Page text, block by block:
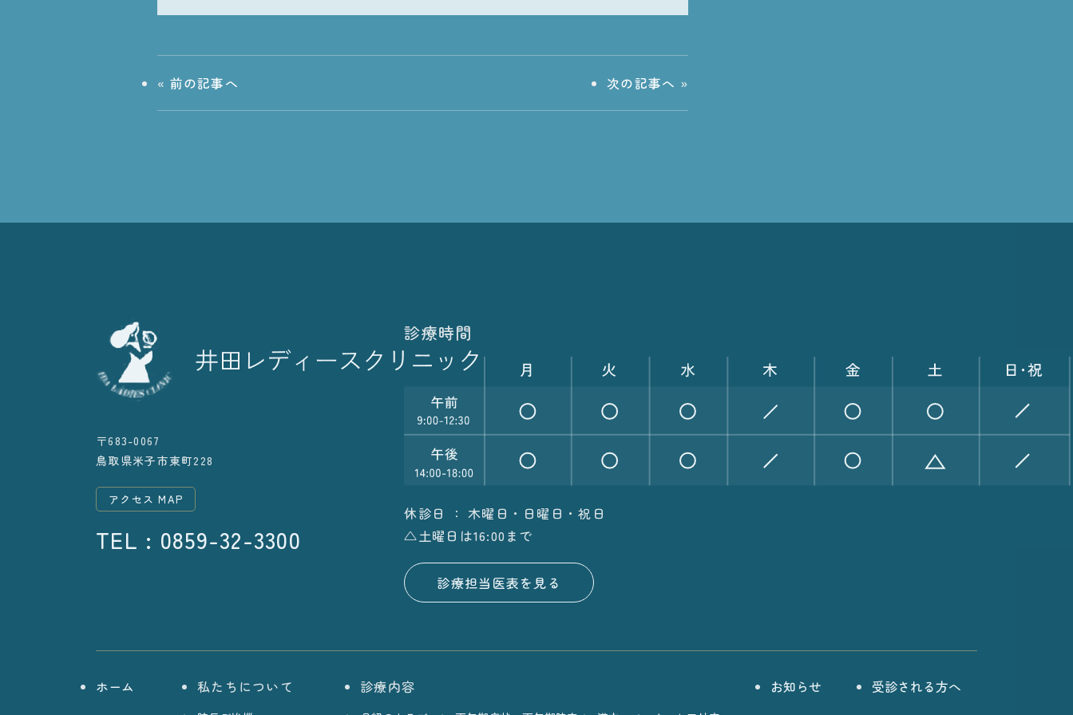
« 前の記事へ 次の記事へ »
〒683-0067
鳥取県米子市東町228
アクセス MAP
TEL : 0859-32-3300
診療時間
休診日 ： 木曜日・日曜日・祝日
△土曜日は16:00まで
診療担当医表を見る
ホーム 私たちについて 診療内容 お知らせ 受診される方へ